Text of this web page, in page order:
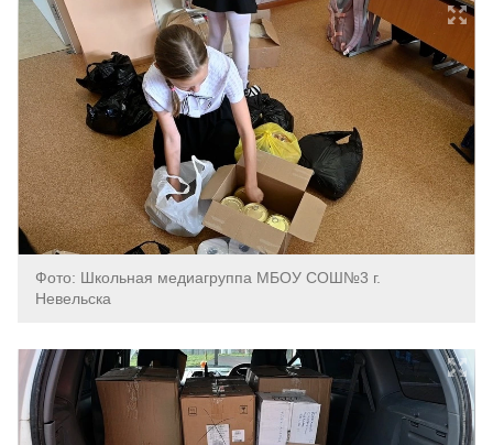
Фото: Школьная медиагруппа МБОУ СОШ№3 г.
Невельска